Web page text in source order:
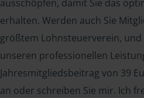
ausschöpfen, damit Sie das
erhalten. Werden auch Sie
größtem Lohnsteuerverein,
unseren professionellen
Jahresmitgliedsbeitrag von 39
an oder schreiben Sie mir. Ich